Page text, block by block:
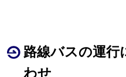
路線バスの運行
わせ